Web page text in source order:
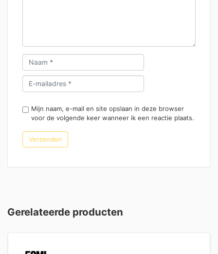
Mijn naam, e-mail en site opslaan in deze browser
voor de volgende keer wanneer ik een reactie plaats.
Gerelateerde producten